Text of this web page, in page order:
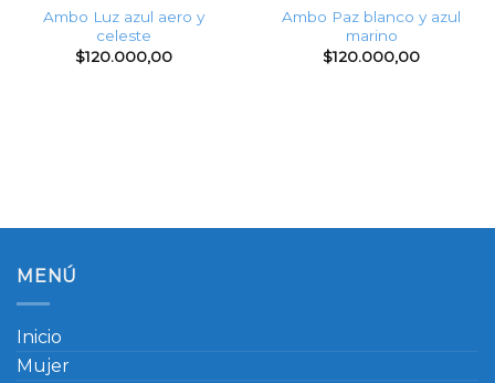
Ambo Luz azul aero y
celeste
$120.000,00
Ambo Paz blanco y azul
marino
$120.000,00
MENÚ
Inicio
Mujer